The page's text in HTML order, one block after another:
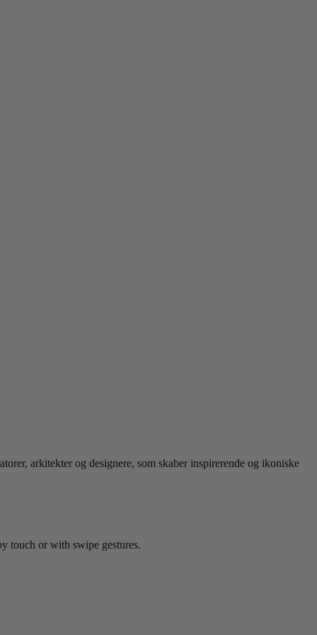
arkitekter og designere, som skaber inspirerende og ikoniske
touch or with swipe gestures.